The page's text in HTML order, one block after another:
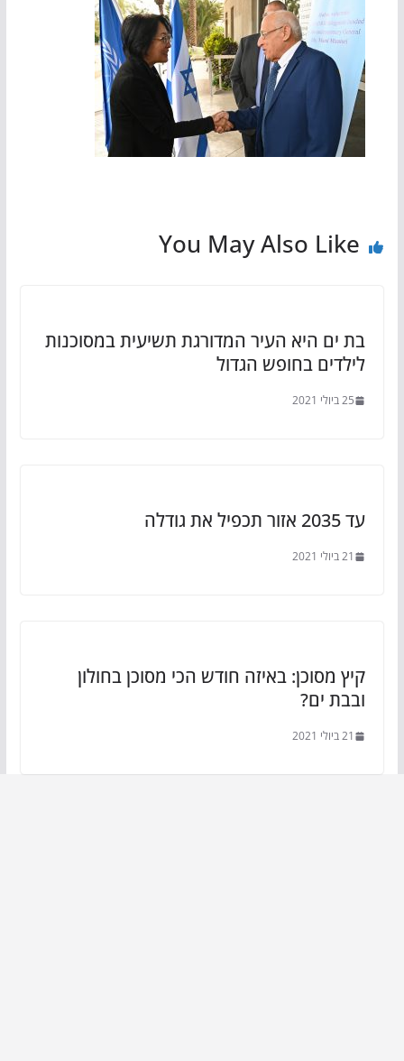
You May Also Like
בת ים היא העיר המדורגת תשיעית במסוכנות
לילדים בחופש הגדול
25 ביולי 2021
עד 2035 אזור תכפיל את גודלה
21 ביולי 2021
קיץ מסוכן: באיזה חודש הכי מסוכן בחולון
ובבת ים?
21 ביולי 2021